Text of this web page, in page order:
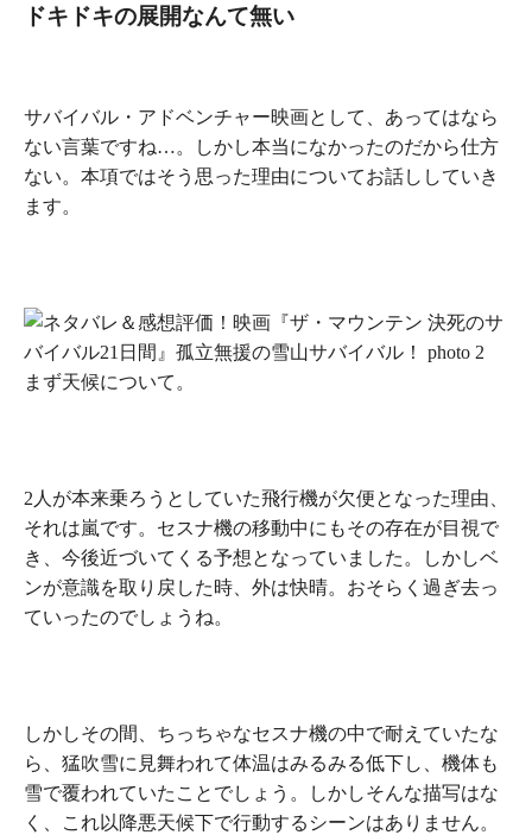
ドキドキの展開なんて無い
サバイバル・アドベンチャー映画として、あってはなら
ない言葉ですね…。しかし本当になかったのだから仕方
ない。本項ではそう思った理由についてお話ししていき
ます。
まず天候について。
2人が本来乗ろうとしていた飛行機が欠便となった理由、
それは嵐です。セスナ機の移動中にもその存在が目視で
き、今後近づいてくる予想となっていました。しかしベ
ンが意識を取り戻した時、外は快晴。おそらく過ぎ去っ
ていったのでしょうね。
しかしその間、ちっちゃなセスナ機の中で耐えていたな
ら、猛吹雪に見舞われて体温はみるみる低下し、機体も
雪で覆われていたことでしょう。しかしそんな描写はな
く、これ以降悪天候下で行動するシーンはありません。